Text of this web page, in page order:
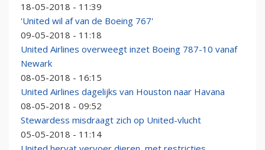
18-05-2018 - 11:39
'United wil af van de Boeing 767'
09-05-2018 - 11:18
United Airlines overweegt inzet Boeing 787-10 vanaf
Newark
08-05-2018 - 16:15
United Airlines dagelijks van Houston naar Havana
08-05-2018 - 09:52
Stewardess misdraagt zich op United-vlucht
05-05-2018 - 11:14